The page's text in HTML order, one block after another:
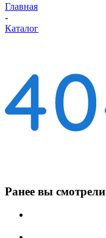
Главная
-
Каталог
Ранее вы смотрели